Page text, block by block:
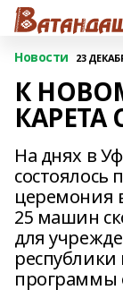
Новости 23
К
На днях в
состоялось
церемония
25 машин
для
программы